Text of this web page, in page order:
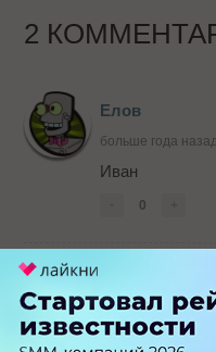
2
Елов
больше года назад
Иван
0
больше года
Суки)))